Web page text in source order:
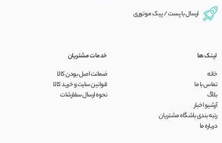
ارسال با پست / پیک موتوری
لینک ها
خانه
تماس با ما
بلاگ
آرشیو اخبار
رتبه بندی باشگاه مشتریان
درباره ما
خدمات مشتریان
ضمانت اصل بودن کالا
قوانین سایت و خرید کالا
نحوه ارسال سفارشات